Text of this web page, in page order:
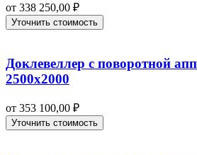
от 338 250,00 ₽
Уточнить стоимость
Доклевеллер с поворотной
2500х2000
от 353 100,00 ₽
Уточнить стоимость